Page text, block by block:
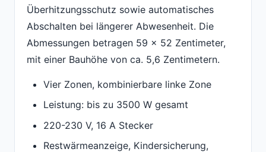
Überhitzungsschutz sowie automatisches
Abschalten bei längerer Abwesenheit. Die
Abmessungen betragen 59 x 52 Zentimeter,
mit einer Bauhöhe von ca. 5,6 Zentimetern.
Vier Zonen, kombinierbare linke Zone
Leistung: bis zu 3500 W gesamt
220-230 V, 16 A Stecker
Restwärmeanzeige, Kindersicherung,